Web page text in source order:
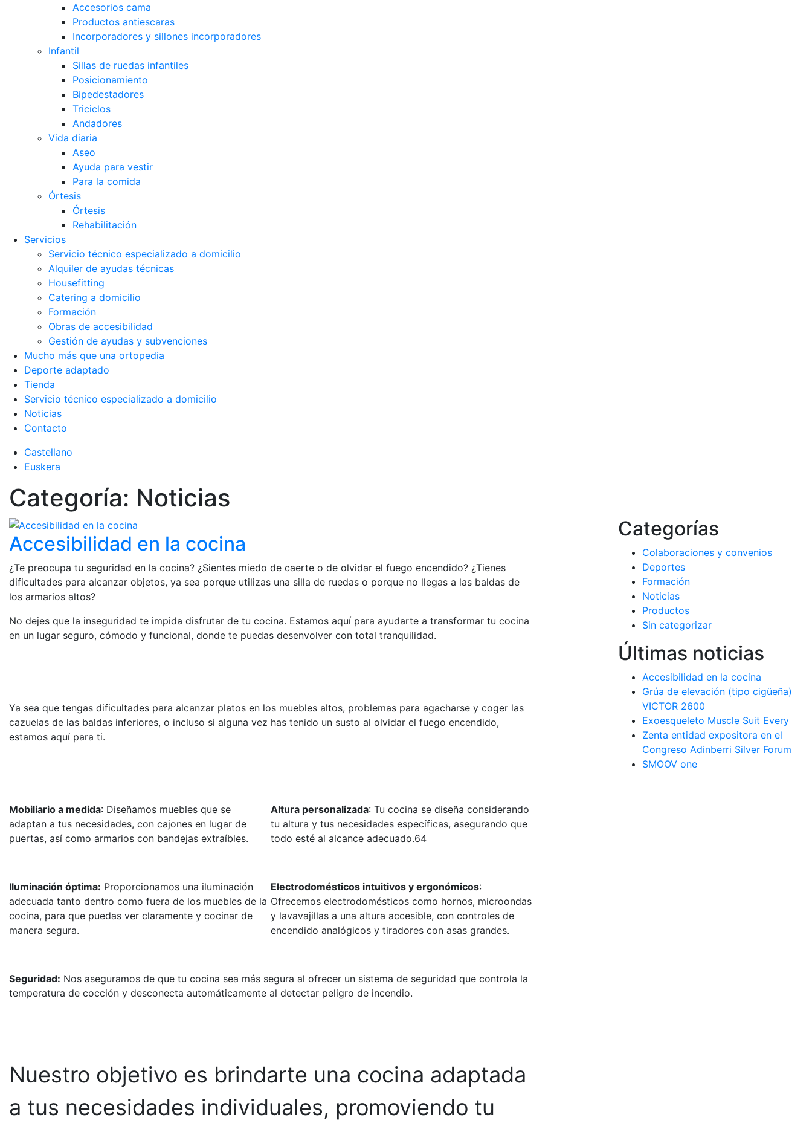
Accesorios cama
Productos antiescaras
Incorporadores y sillones incorporadores
Infantil
Sillas de ruedas infantiles
Posicionamiento
Bipedestadores
Triciclos
Andadores
Vida diaria
Aseo
Ayuda para vestir
Para la comida
Órtesis
Órtesis
Rehabilitación
Servicios
Servicio técnico especializado a domicilio
Alquiler de ayudas técnicas
Housefitting
Catering a domicilio
Formación
Obras de accesibilidad
Gestión de ayudas y subvenciones
Mucho más que una ortopedia
Deporte adaptado
Tienda
Servicio técnico especializado a domicilio
Noticias
Contacto
Castellano
Euskera
Categoría: Noticias
Accesibilidad en la cocina
¿Te preocupa tu seguridad en la cocina? ¿Sientes miedo de caerte o de olvidar el fuego encendido? ¿Tienes
dificultades para alcanzar objetos, ya sea porque utilizas una silla de ruedas o porque no llegas a las baldas de
los armarios altos?
No dejes que la inseguridad te impida disfrutar de tu cocina. Estamos aquí para ayudarte a transformar tu cocina
en un lugar seguro, cómodo y funcional, donde te puedas desenvolver con total tranquilidad.
Ya sea que tengas dificultades para alcanzar platos en los muebles altos, problemas para agacharse y coger las
cazuelas de las baldas inferiores, o incluso si alguna vez has tenido un susto al olvidar el fuego encendido,
estamos aquí para ti.
Mobiliario a medida: Diseñamos muebles que se
adaptan a tus necesidades, con cajones en lugar de
puertas, así como armarios con bandejas extraíbles.
Altura personalizada: Tu cocina se diseña considerando
tu altura y tus necesidades específicas, asegurando que
todo esté al alcance adecuado.64
Iluminación óptima: Proporcionamos una iluminación
adecuada tanto dentro como fuera de los muebles de la
cocina, para que puedas ver claramente y cocinar de
manera segura.
Electrodomésticos intuitivos y ergonómicos:
Ofrecemos electrodomésticos como hornos, microondas
y lavavajillas a una altura accesible, con controles de
encendido analógicos y tiradores con asas grandes.
Seguridad: Nos aseguramos de que tu cocina sea más segura al ofrecer un sistema de seguridad que controla la
temperatura de cocción y desconecta automáticamente al detectar peligro de incendio.
Nuestro objetivo es brindarte una cocina adaptada
a tus necesidades individuales, promoviendo tu
Categorías
Colaboraciones y convenios
Deportes
Formación
Noticias
Productos
Sin categorizar
Últimas noticias
Accesibilidad en la cocina
Grúa de elevación (tipo cigüeña)
VICTOR 2600
Exoesqueleto Muscle Suit Every
Zenta entidad expositora en el
Congreso Adinberri Silver Forum
SMOOV one ‍